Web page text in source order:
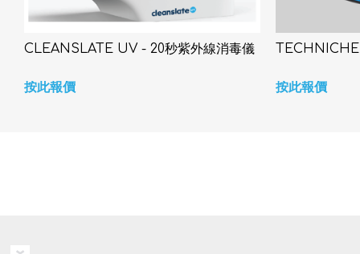
CLEANSLATE UV - 20秒紫外線消毒儀
按此報價 按此報價